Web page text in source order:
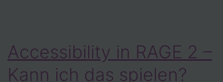
Accessibility in RAGE 2 –
Kann ich das spielen?